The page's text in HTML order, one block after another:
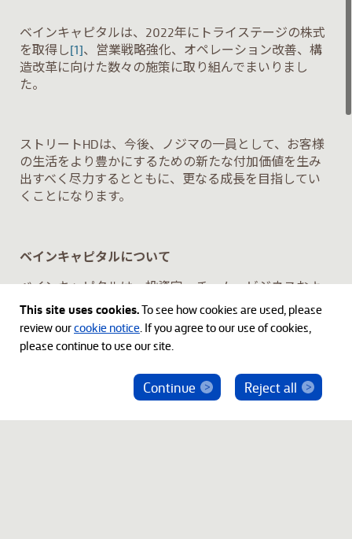
ベインキャピタルは、 2022年にトライステージの株式
を取得し[1]、営業戦略強化、オペレーション改善、構
造改革に向けた数々の施策に取り組んでまいりまし
た。
ストリートHDは、今後、ノジマの一員として、お客様
の生活をより豊かにするための新たな付加価値を生み
出すべく尽力するとともに、更なる成長を目指してい
くことになります。
ベインキャピタルについて
ベインキャピタルは、投資家、チーム、ビジネスおよ
びコミュニティに永続的なインパクトをもたらす国際
的な投資会社です。
1984
年の創業以来、ベインキャピ
タルは、インサイトと経験を活かし、プライベートエ
クイティ、クレジット、パブリック・エクイティ、ベン
チャー・キャピタル、不動産、ライフサイエンス、保
険、その他の戦略的重点分野を含む数多くの投資対象
フィスを構え、従業員数は1,850名を超え、運用資産は
ベインキャピタル社員を騙った投資勧誘にご注意
This site uses cookies.To see how cookies are used, please
review ourcookie notice. If you agree to our use of cookies,
please continue to use our site.
Reject all
Continue